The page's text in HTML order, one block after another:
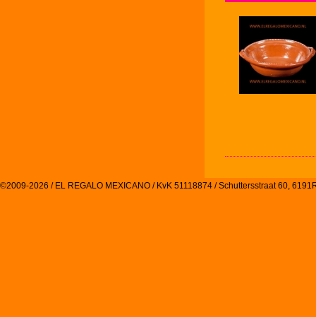
©2009-2026 / EL REGALO MEXICANO / KvK 51118874 / Schuttersstraat 60,